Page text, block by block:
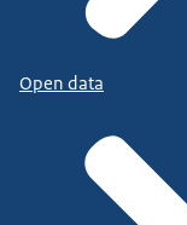
Open data